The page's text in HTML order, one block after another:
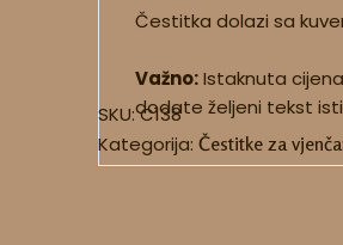
Čestitka dolazi sa
Važno:Istaknuta
dodate željeni tekst
SKU:C138
Kategorija: Čestitke za